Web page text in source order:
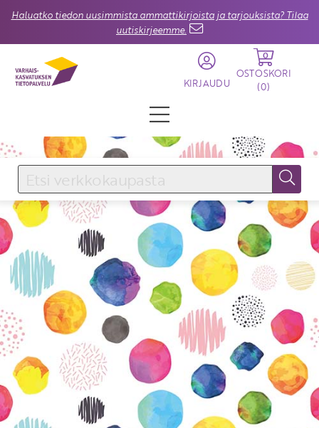
Haluatko tiedon uusimmista ammattikirjoista ja tarjouksista? Tilaa
uutiskirjeemme.
KIRJAUDU
0
OSTOSKORI
(0)
KIRJAUDU SISÄÄN
Käyttäjätunnus
Salasana
Unohtuiko salasana?
KIRJAUDU SISÄÄN
Etkö ole vielä Varhaiskasvatuksen Tietopalvelun
jäsen?
Liity tästä!